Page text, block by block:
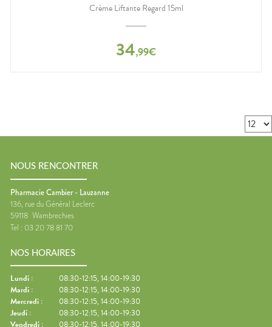
Crème Liftante Regard 15ml
34,99€
NOUS RENCONTRER
Pharmacie Cambier - Lauzanne
136, rue du Général Leclerc
59118 Wambrechies
Tel : 03 20 78 81 70
NOS HORAIRES
Lundi :
08:30-12:15, 14:00-19:30
Mardi :
08:30-12:15, 14:00-19:30
Mercredi :
08:30-12:15, 14:00-19:30
Jeudi :
08:30-12:15, 14:00-19:30